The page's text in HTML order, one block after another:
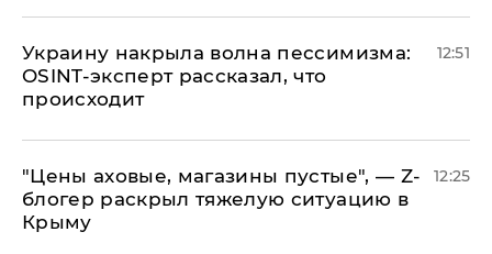
​Украину накрыла волна пессимизма:
OSINT-эксперт рассказал, что
происходит
12:51
​"Цены аховые, магазины пустые", — Z-
блогер раскрыл тяжелую ситуацию в
Крыму
12:25